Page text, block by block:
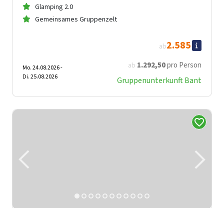
Glamping 2.0
Gemeinsames Gruppenzelt
ab 1.292,50pro Person
ab2.585
Mo. 24.08.2026 -
Di. 25.08.2026
Gruppenunterkunft Bant